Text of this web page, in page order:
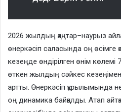
2026 жылдың қаңтар–наурыз
өнеркәсіп саласында оң өсімге
кезеңде өндірілген өнім көлемі
өткен жылдың сәйкес
артты. Өнеркәсіп құрылымында
оң динамика байқалды. Атап